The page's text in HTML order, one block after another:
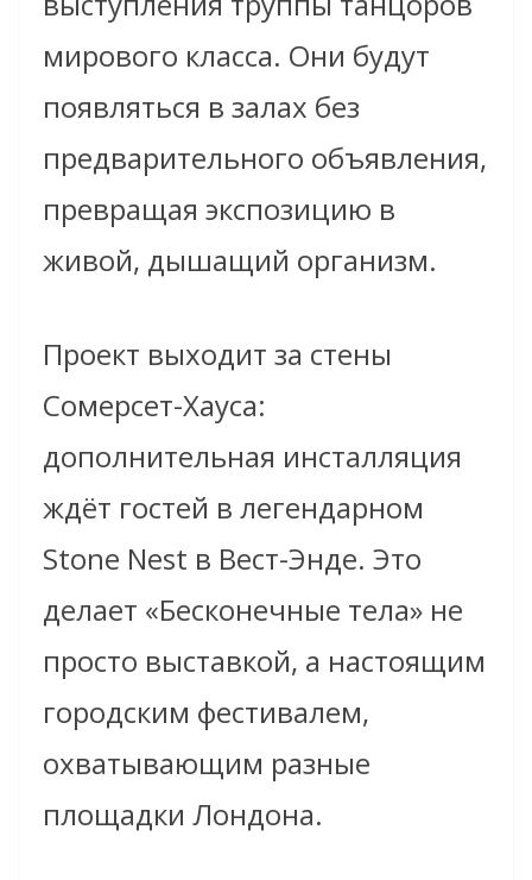
мирового класса. Они будут
появляться в залах без
предварительного объявления,
превращая экспозицию в
живой, дышащий организм.
Проект выходит за стены
Сомерсет-Хауса:
дополнительная инсталляция
ждёт гостей в легендарном
Stone Nest в Вест-Энде. Это
делает «Бесконечные тела» не
просто выставкой, а настоящим
городским фестивалем,
охватывающим разные
площадки Лондона.